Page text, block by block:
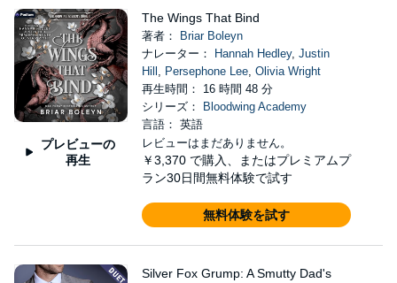
プレビューの
再生
The Wings That Bind
著者：
Briar Boleyn
ナレーター：
Hannah Hedley, Justin
Hill , Persephone Lee, Olivia Wright
再生時間： 16 時間 48 分
シリーズ：
Bloodwing Academy
言語： 英語
レビューはまだありません。
￥3,370 で購入、またはプレミアムプ
ラン30日間無料体験で試す
無料体験を試す
Silver Fox Grump: A Smutty Dad's